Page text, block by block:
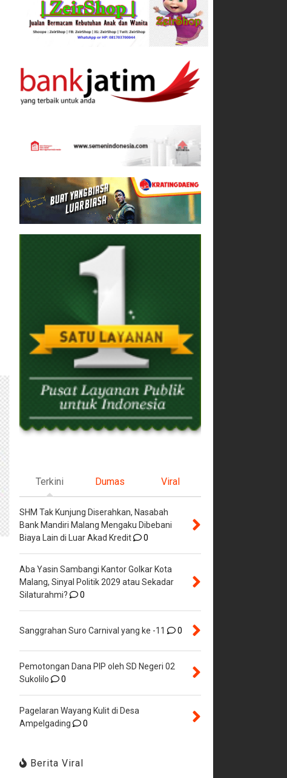
Terkini Dumas Viral
SHM Tak Kunjung Diserahkan, Nasabah
Bank Mandiri Malang Mengaku Dibebani
Biaya Lain di Luar Akad Kredit
0
Aba Yasin Sambangi Kantor Golkar Kota
Malang, Sinyal Politik 2029 atau Sekadar
Silaturahmi?
0
Sanggrahan Suro Carnival yang ke -11 0
Pemotongan Dana PIP oleh SD Negeri 02
Sukolilo
0
Pagelaran Wayang Kulit di Desa
Ampelgading
0
Berita Viral